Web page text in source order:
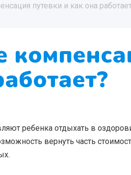
путевки и как она
ребенка отдыхать в
вернуть часть